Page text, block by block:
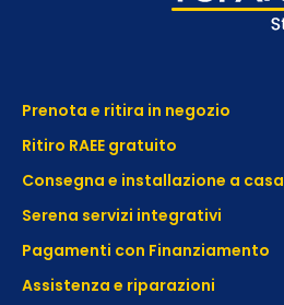
Prenota e ritira in negozio
Ritiro RAEE gratuito
Consegna e installazione a casa
Serena servizi integrativi
Pagamenti con Finanziamento
Assistenza e riparazioni